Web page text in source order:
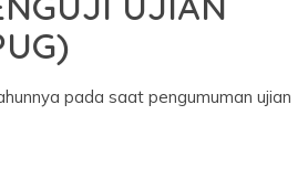
pada saat pengumuman ujian